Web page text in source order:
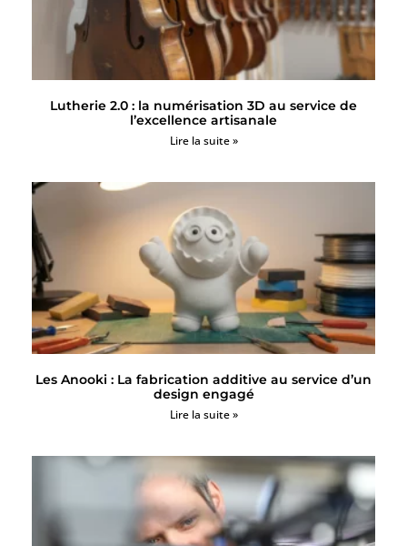
Lutherie 2.0 : la numérisation 3D au service de
l’excellence artisanale
Lire la suite »
Les Anooki : La fabrication additive au service d’un
design engagé
Lire la suite »